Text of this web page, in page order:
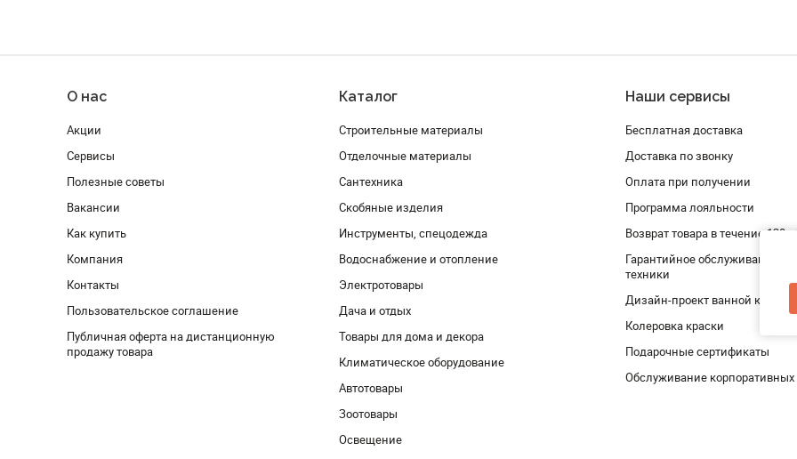
О нас
Акции
Сервисы
Полезные советы
Вакансии
Как купить
Компания
Контакты
Пользовательское соглашение
Публичная оферта на дистанционную
продажу товара
Каталог
Строительные материалы
Отделочные материалы
Сантехника
Скобяные изделия
Инструменты, спецодежда
Водоснабжение и отопление
Электротовары
Дача и отдых
Товары для дома и декора
Климатическое оборудование
Автотовары
Зоотовары
Освещение
Наши сервисы
Бесплатная доставка
Доставка по звонку
Оплата при получении
Программа лояльности
Возврат товара в течение 120
Гарантийное обслуживание и
техники
Дизайн-проект ванной
Колеровка краски
Подарочные сертификаты
Обслуживание корпоративных